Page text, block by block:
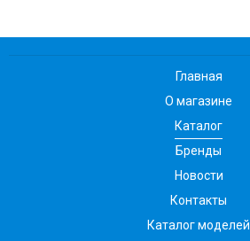
Главная
О магазине
Каталог
Бренды
Новости
Контакты
Каталог моделей